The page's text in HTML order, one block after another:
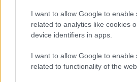
I want to allow Google to enable
related to analytics like cookies
device identifiers in apps.
I want to allow Google to enable
related to functionality of the
applikációjában és a
ami által széles közönség
használhatóvá. Abszolút
megoldás, ami nagyban javítja
a vásárlási út is lerövidül.